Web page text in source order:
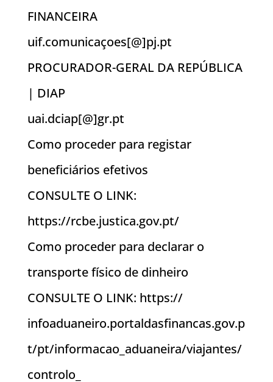
FINANCEIRA
uif.comunicaçoes[@]pj.pt
PROCURADOR-GERAL DA REPÚBLICA
| DIAP
uai.dciap[@]gr.pt
Como proceder para registar
beneficiários efetivos
CONSULTE O LINK:
https://rcbe.justica.gov.pt/
Como proceder para declarar o
transporte físico de dinheiro
CONSULTE O LINK: https://
infoaduaneiro.portaldasfinancas.gov.p
t/pt/informacao_aduaneira/viajantes/
controlo_